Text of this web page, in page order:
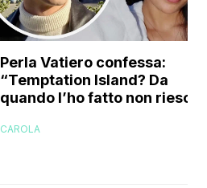
Perla Vatiero confessa:
“Temptation Island? Da
quando l’ho fatto non riesco
CAROLA